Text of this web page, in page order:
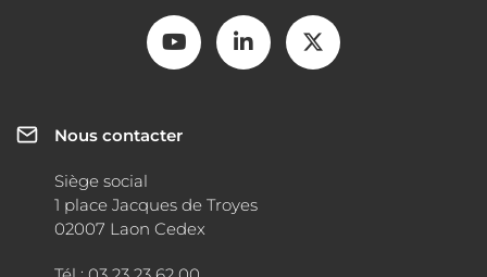
Nous contacter
Siège social
1 place Jacques de Troyes
02007 Laon Cedex